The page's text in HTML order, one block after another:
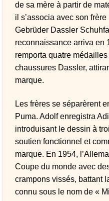
de sa mère à partir de
il s’associa avec son
Gebrüder Dassler
reconnaissance arriva en
remporta quatre
chaussures Dassler,
marque.
Les frères se séparèrent
Puma. Adolf enregistra
introduisant le dessin à
soutien fonctionnel et
marque. En 1954,
Coupe du monde avec
crampons vissés, battant
connu sous le nom de «